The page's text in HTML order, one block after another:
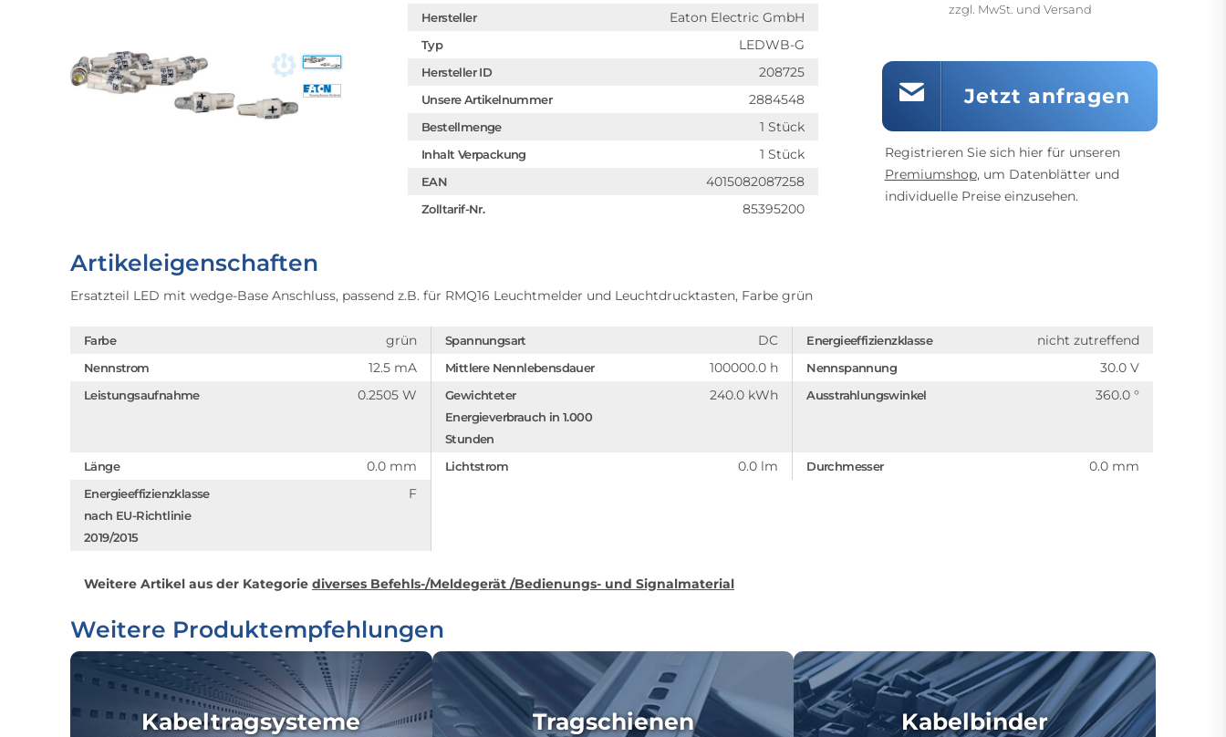
Hersteller Eaton Electric GmbH
Typ LEDWB-G
Hersteller ID 208725
Unsere Artikelnummer 2884548
Bestellmenge 1 Stück
Inhalt Verpackung 1 Stück
EAN 4015082087258
Zolltarif-Nr. 85395200
zzgl. MwSt. und Versand
Jetzt anfragen
Registrieren Sie sich hier für unseren
Premiumshop, um Datenblätter und
individuelle Preise einzusehen.
Artikeleigenschaften
Ersatzteil LED mit wedge-Base Anschluss, passend z.B. für RMQ16 Leuchtmelder und Leuchtdrucktasten, Farbe grün
Farbe grün Spannungsart DC Energieeffizienzklasse nicht zutreffend
Nennstrom 12.5 mA Mittlere Nennlebensdauer 100000.0 h Nennspannung 30.0 V
Leistungsaufnahme 0.2505 W
Gewichteter
Energieverbrauch in 1.000
Stunden
240.0 kWh Ausstrahlungswinkel 360.0 °
Länge 0.0 mm Lichtstrom 0.0 lm Durchmesser 0.0 mm
Energieeffizienzklasse
nach EU-Richtlinie
2019/2015
F
Weitere Artikel aus der Kategorie diverses Befehls-/Meldegerät /Bedienungs- und Signalmaterial
Weitere Produktempfehlungen
Kabeltragsysteme Tragschienen Kabelbinder